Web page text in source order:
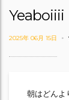
Yeaboiiii
2025年 06月 15日
朝はどんよ